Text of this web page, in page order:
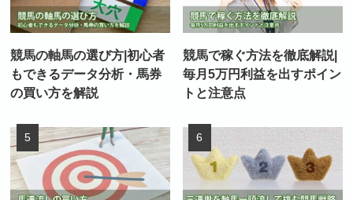
競馬の軸馬の選び方|初心者
もできるデータ分析・馬券
の買い方を解説
競馬で稼ぐ方法を徹底解説|
毎月5万円利益を出すポイン
トと注意点